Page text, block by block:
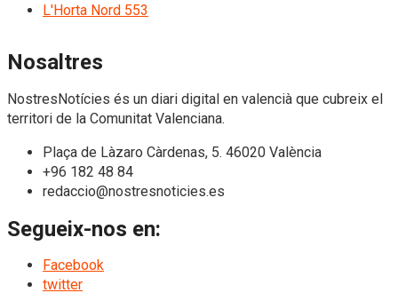
L'Horta Nord 553
Nosaltres
NostresNotícies és un diari digital en valencià que cubreix el
territori de la Comunitat Valenciana.
Plaça de Làzaro Càrdenas, 5. 46020 València
+96 182 48 84
redaccio@nostresnoticies.es
Segueix-nos en:
Facebook
twitter